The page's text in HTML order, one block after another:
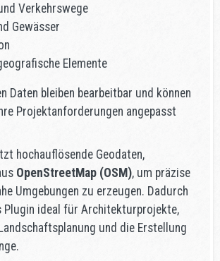
Verkehrswege
Gewässer
Elemente
Daten bleiben bearbeitbar und können
Projektanforderungen angepasst
hochauflösende Geodaten,
OpenStreetMap (OSM), um präzise
Umgebungen zu erzeugen. Dadurch
Plugin ideal für Architekturprojekte,
und die Erstellung